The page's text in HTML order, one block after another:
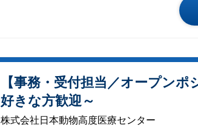
【事務・受付担当／オープン
好きな方歓迎～
株式会社日本動物高度医療センター